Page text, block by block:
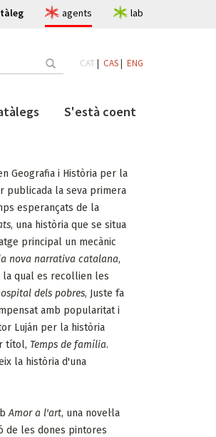
agents lab
CAT| CAS| ENG
S'està coent
Geografia i Història per la
publicada la seva primera
esperançats de la
, una història que se situa
principal un mecànic
nova narrativa catalana,
la qual es recollien les
dels pobres, Juste fa
amb popularitat i
Luján per la història
títol, Temps de família.
la història d'una
Amor a l'art, una novel·la
de les dones pintores